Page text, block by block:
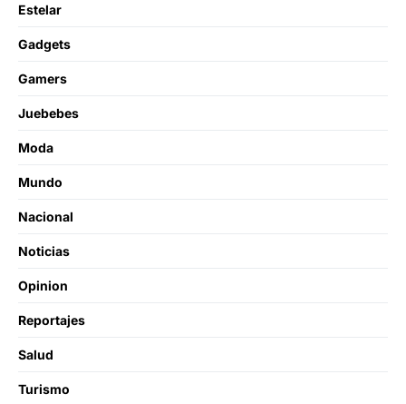
Estelar
Gadgets
Gamers
Juebebes
Moda
Mundo
Nacional
Noticias
Opinion
Reportajes
Salud
Turismo